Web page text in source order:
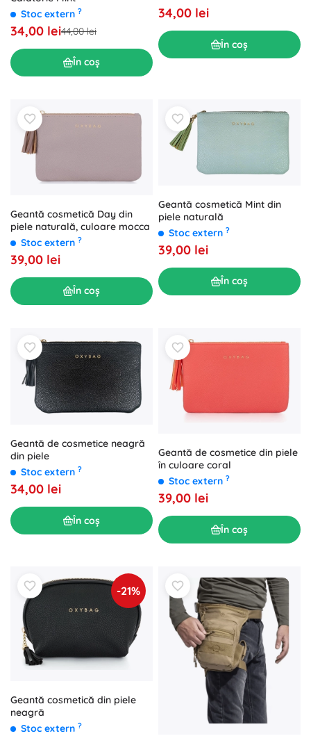
Stoc extern ?
34,00 lei44,00 lei
În coș
34,00 lei
În coș
Geantă cosmetică Day din
piele naturală, culoare mocca
Stoc extern ?
39,00 lei
În coș
Geantă cosmetică Mint din
piele naturală
Stoc extern ?
39,00 lei
În coș
Geantă de cosmetice neagră
din piele
Stoc extern ?
34,00 lei
În coș
Geantă de cosmetice din piele
în culoare coral
Stoc extern ?
39,00 lei
În coș
-21%
Geantă cosmetică din piele
neagră
Stoc extern ?